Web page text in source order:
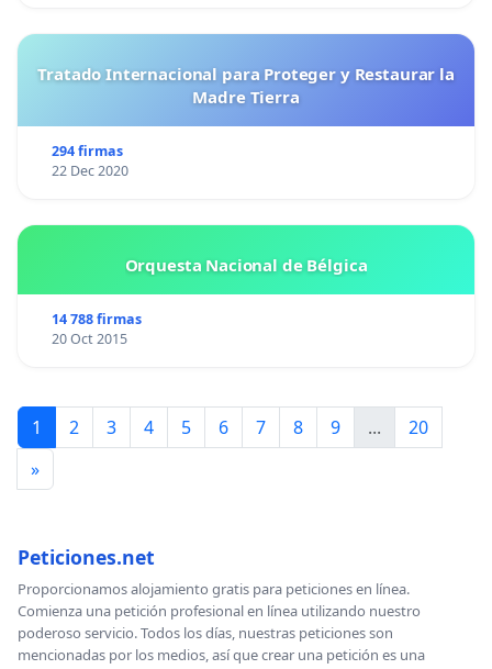
Tratado Internacional para Proteger y Restaurar la
Madre Tierra
294 firmas
22 Dec 2020
Orquesta Nacional de Bélgica
14 788 firmas
20 Oct 2015
1 2 3 4 5 6 7 8 9 ...
20
»
Peticiones.net
Proporcionamos alojamiento gratis para peticiones en línea.
Comienza una petición profesional en línea utilizando nuestro
poderoso servicio. Todos los días, nuestras peticiones son
mencionadas por los medios, así que crear una petición es una